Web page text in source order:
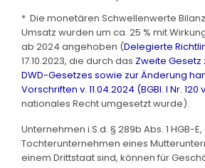
* Die monetären Schwellenwerte
Umsatz wurden um ca. 25 % mit
ab 2024 angehoben (Delegierte
17.10.2023, die durch das Zweite
DWD-Gesetzes sowie zur Änderung
Vorschriften v. 11.04.2024 (BGBl. I Nr. 120
nationales Recht umgesetzt wurde).
Unternehmen i.S.d. § 289b Abs. 1 HGB-
Tochterunternehmen eines
einem Drittstaat sind, können für